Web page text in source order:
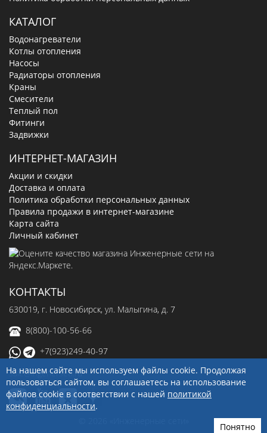
КАТАЛОГ
Водонагреватели
Котлы отопления
Насосы
Радиаторы отопления
Краны
Смесители
Теплый пол
Фитинги
Задвижки
ИНТЕРНЕТ-МАГАЗИН
Акции и скидки
Доставка и оплата
Политика обработки персональных данных
Правила продажи в интернет-магазине
Карта сайта
Личный кабинет
КОНТАКТЫ
630019, г. Новосибирск, ул. Малыгина, д. 7
8(800)-100-56-66
+7(923)249-40-97
sale@ingenerseti.ru
На нашем сайте мы используем файлы cookie. Продолжая
пользоваться сайтом, вы соглашаетесь на использование
файлов cookie в соответствии с нашей политикой
конфиденциальности.
Понятно